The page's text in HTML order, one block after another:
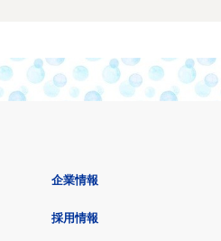
企業情報
採用情報